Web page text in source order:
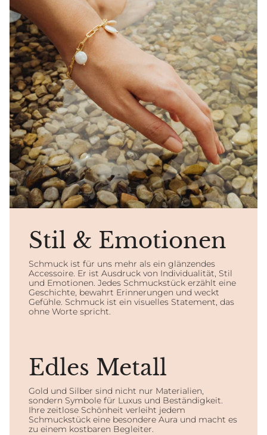
Stil & Emotionen
Schmuck ist für uns mehr als ein glänzendes
Accessoire. Er ist Ausdruck von Individualität, Stil
und Emotionen. Jedes Schmuckstück erzählt eine
Geschichte, bewahrt Erinnerungen und weckt
Gefühle. Schmuck ist ein visuelles Statement, das
ohne Worte spricht.
Edles Metall
Gold und Silber sind nicht nur Materialien,
sondern Symbole für Luxus und Beständigkeit.
Ihre zeitlose Schönheit verleiht jedem
Schmuckstück eine besondere Aura und macht es
zu einem kostbaren Begleiter.